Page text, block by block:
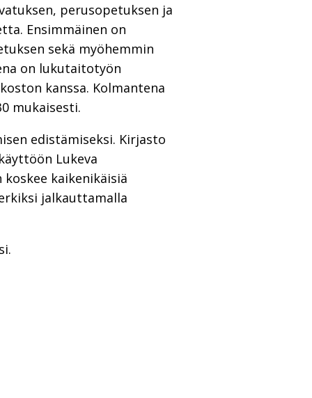
perusopetuksen ja
Ensimmäinen on
sekä myöhemmin
on lukutaitotyön
kanssa. Kolmantena
mukaisesti.
edistämiseksi. Kirjasto
Lukeva
kaikenikäisiä
jalkauttamalla